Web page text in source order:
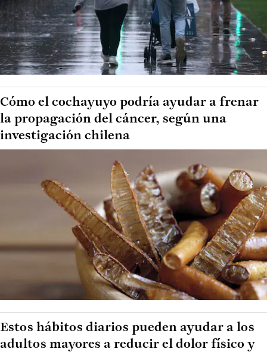
Cómo el cochayuyo podría ayudar a frenar
la propagación del cáncer, según una
investigación chilena
Estos hábitos diarios pueden ayudar a los
adultos mayores a reducir el dolor físico y